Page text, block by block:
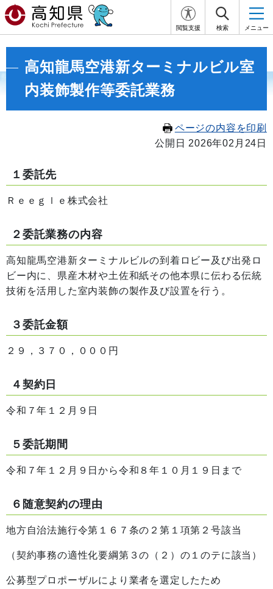
閲覧支援 検索 メニュー
高知龍馬空港新ターミナルビル室
内装飾製作等委託業務
ページの内容を印刷
公開日 2026年02月24日
１委託先
Ｒｅｅｇｌｅ株式会社
２委託業務の内容
高知龍馬空港新ターミナルビルの到着ロビー及び出発ロ
ビー内に、県産木材や土佐和紙その他本県に伝わる伝統
技術を活用した室内装飾の製作及び設置を行う。
３委託金額
２９，３７０，０００円
４契約日
令和７年１２月９日
５委託期間
令和７年１２月９日から令和８年１０月１９日まで
６随意契約の理由
地方自治法施行令第１６７条の２第１項第２号該当
（契約事務の適性化要綱第３の（２）の１のテに該当）
公募型プロポーザルにより業者を選定したため